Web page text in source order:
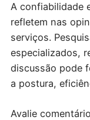
A confiabilidade
refletem nas
serviços.
especializados,
discussão pode
a postura,
Avalie